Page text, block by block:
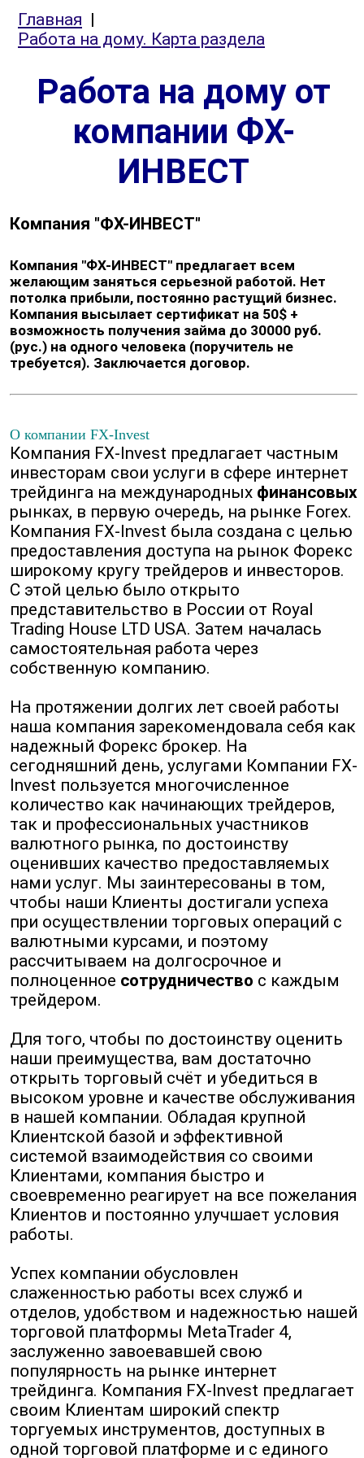
Главная |
Работа на дому. Карта раздела
Работа на дому от
компании ФХ-
ИНВЕСТ
Компания "ФХ-ИНВЕСТ"
Компания "ФХ-ИНВЕСТ" предлагает всем
желающим заняться серьезной работой. Нет
потолка прибыли, постоянно растущий бизнес.
Компания высылает сертификат на 50$ +
возможность получения займа до 30000 руб.
(рус.) на одного человека (поручитель не
требуется). Заключается договор.
О компании FX-Invest
Компания FX-Invest предлагает частным
инвесторам свои услуги в сфере интернет
трейдинга на международных финансовых
рынках, в первую очередь, на рынке Forex.
Компания FX-Invest была создана с целью
предоставления доступа на рынок Форекс
широкому кругу трейдеров и инвесторов.
С этой целью было открыто
представительство в России от Royal
Trading House LTD USA. Затем началась
самостоятельная работа через
собственную компанию.
На протяжении долгих лет своей работы
наша компания зарекомендовала себя как
надежный Форекс брокер. На
сегодняшний день, услугами Компании FX-
Invest пользуется многочисленное
количество как начинающих трейдеров,
так и профессиональных участников
валютного рынка, по достоинству
оценивших качество предоставляемых
нами услуг. Мы заинтересованы в том,
чтобы наши Клиенты достигали успеха
при осуществлении торговых операций с
валютными курсами, и поэтому
рассчитываем на долгосрочное и
полноценное сотрудничество с каждым
трейдером.
Для того, чтобы по достоинству оценить
наши преимущества, вам достаточно
открыть торговый счёт и убедиться в
высоком уровне и качестве обслуживания
в нашей компании. Обладая крупной
Клиентской базой и эффективной
системой взаимодействия со своими
Клиентами, компания быстро и
своевременно реагирует на все пожелания
Клиентов и постоянно улучшает условия
работы.
Успех компании обусловлен
слаженностью работы всех служб и
отделов, удобством и надежностью нашей
торговой платформы MetaTrader 4,
заслуженно завоевавшей свою
популярность на рынке интернет
трейдинга. Компания FX-Invest предлагает
своим Клиентам широкий спектр
торгуемых инструментов, доступных в
одной торговой платформе и с единого